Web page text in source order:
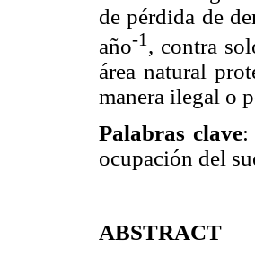
de pérdida de
año-1 , contra
área natural
manera ilegal o
Palabras clave:
ocupación del
ABSTRACT